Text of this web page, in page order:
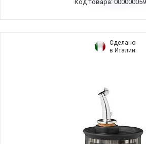
Код товара:
Сделано
в Италии